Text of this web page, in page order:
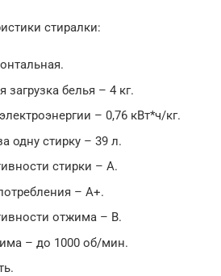
стиралки:
белья – 4 кг.
– 0,76 кВт*ч/кг.
одну стирку – 39 л.
стирки – А.
– А+.
отжима – В.
– до 1000 об/мин.